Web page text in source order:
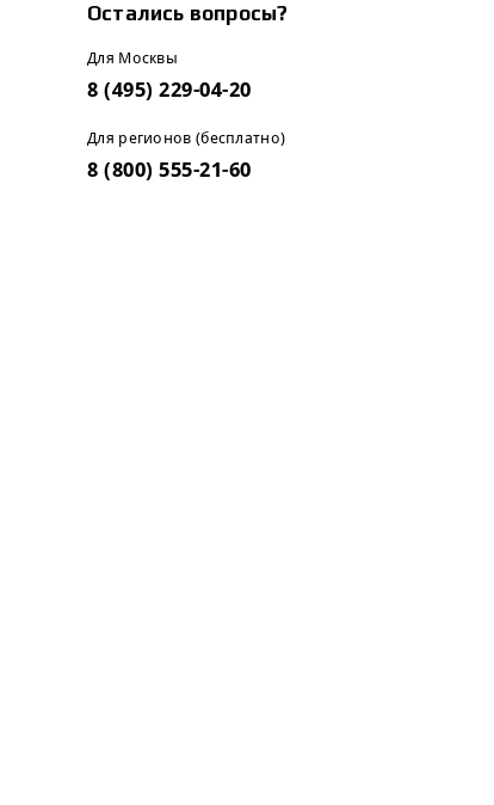
Остались вопросы?
Для Москвы
8 (495) 229-04-20
Для регионов (бесплатно)
8 (800) 555-21-60